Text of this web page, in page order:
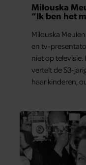
Milouska
“Ik ben het
Milouska
en tv-
niet op
vertelt de 53-
haar kinderen,
dag het meest